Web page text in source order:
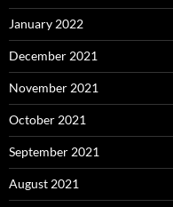
January 2022
December 2021
November 2021
October 2021
September 2021
August 2021